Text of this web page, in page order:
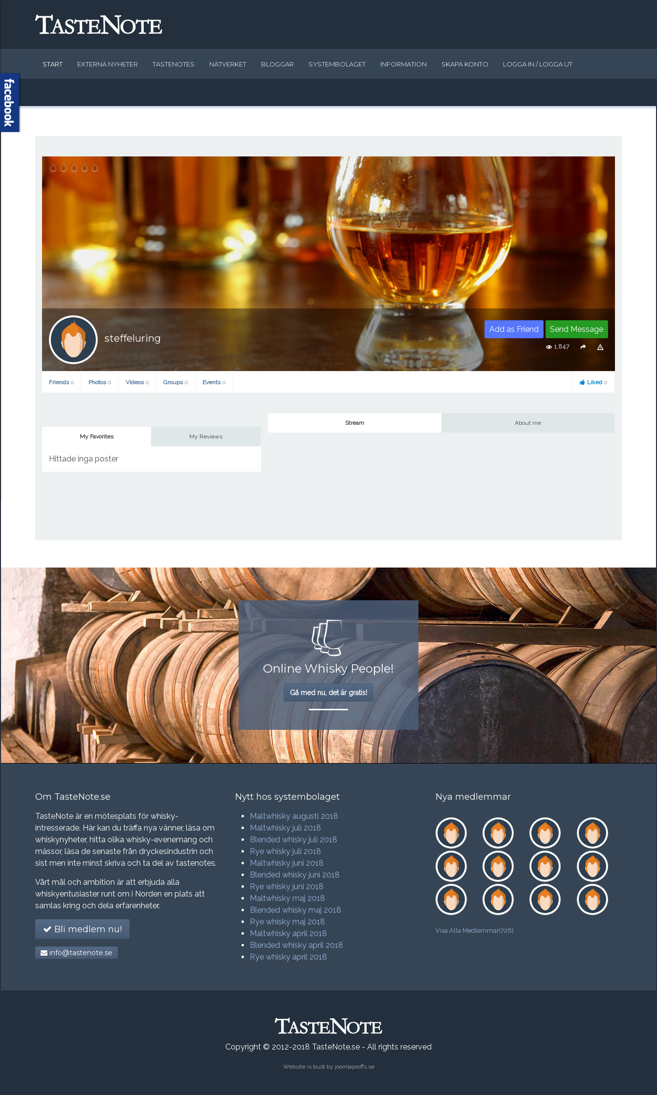
START EXTERNA NYHETER TASTENOTES NÄTVERKET BLOGGAR SYSTEMBOLAGET INFORMATION SKAPA KONTO LOGGA IN / LOGGA UT
steffeluring
Add as Friend Send Message
1,847
Friends 0 Photos 0 Videos 0 Groups 0 Events 0 Liked 0
My Favorites My Reviews
Hittade inga poster
Stream About me
Online Whisky People!
Gå med nu, det är gratis!
Om TasteNote.se
TasteNote är en mötesplats för whisky-
intresserade. Här kan du träffa nya vänner, läsa om
whiskynyheter, hitta olika whisky-evenemang och
mässor, läsa de senaste från dryckesindustrin och
sist men inte minst skriva och ta del av tastenotes.
Vårt mål och ambition är att erbjuda alla
whiskyentusiaster runt om i Norden en plats att
samlas kring och dela erfarenheter.
Bli medlem nu!
info@tastenote.se
Nytt hos systembolaget
Maltwhisky augusti 2018
Maltwhisky juli 2018
Blended whisky juli 2018
Rye whisky juli 2018
Maltwhisky juni 2018
Blended whisky juni 2018
Rye whisky juni 2018
Maltwhisky maj 2018
Blended whisky maj 2018
Rye whisky maj 2018
Maltwhisky april 2018
Blended whisky april 2018
Rye whisky april 2018
Nya medlemmar
Visa Alla Medlemmar(726)
Copyright © 2012-2018 TasteNote.se - All rights reserved
Website is built by joomlaproffs.se